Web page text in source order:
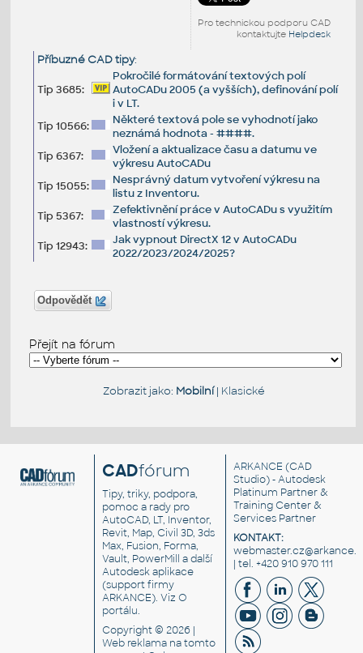
Pro technickou podporu CAD
kontaktujte Helpdesk
Příbuzné CAD tipy:
Tip 3685:
Pokročilé formátování textových polí
AutoCADu 2005 (a vyšších), definování polí
i v LT.
Tip 10566:
Některé textová pole se vyhodnotí jako
neznámá hodnota - ####.
Tip 6367:
Vložení a aktualizace času a datumu ve
výkresu AutoCADu
Tip 15055:
Nesprávný datum vytvoření výkresu na
listu z Inventoru.
Tip 5367:
Zefektivnění práce v AutoCADu s využitím
vlastností výkresu.
Tip 12943:
Jak vypnout DirectX 12 v AutoCADu
2022/2023/2024/2025?
Odpovědět
Přejít na fórum
Zobrazit jako: Mobilní| Klasické
CADfórum
Tipy, triky, podpora,
pomoc a rady pro
AutoCAD, LT, Inventor,
Revit, Map, Civil 3D, 3ds
Max, Fusion, Forma,
Vault, PowerMill a další
Autodesk aplikace
(support firmy
ARKANCE). VizO
portálu.
Copyright © 2026 |
Web reklama na tomto
ARKANCE (CAD
Studio) - Autodesk
Platinum Partner &
Training Center &
Services Partner
KONTAKT:
| tel. +420 910 970 111